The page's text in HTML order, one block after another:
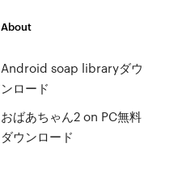
About
Android soap libraryダウ
ンロード
おばあちゃん2 on PC無料
ダウンロード